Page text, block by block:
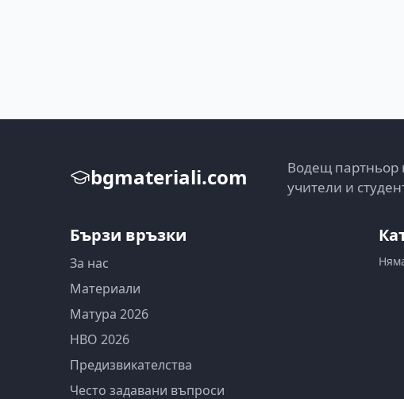
bgmateriali.com
Водещ партньор
учители и
Бързи връзки
За нас
Материали
Матура 2026
НВО 2026
Предизвикателства
Често задавани въпроси